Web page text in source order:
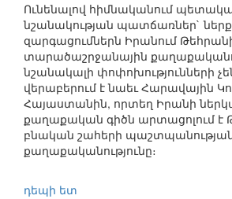
Ունենալով հիմնականում
նշանակության պատճառներ`
զարգացումներն Իրանում
տարածաշրջանային
նշանակալի փոփոխությունների
վերաբերում է նաեւ Հարավային
Հայաստանին, որտեղ Իրանի
քաղաքական գիծն արտացոլում է
բնական շահերի
քաղաքականությունը։
դեպի ետ